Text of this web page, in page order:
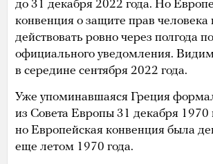
до 31 декабря 2022 года. Но
конвенция о защите прав человека
действовать ровно через полгода
официального уведомления.
в середине сентября 2022 года.
Уже упоминавшаяся Греция
из Совета Европы 31 декабря 1970
но Европейская конвенция была
еще летом 1970 года.